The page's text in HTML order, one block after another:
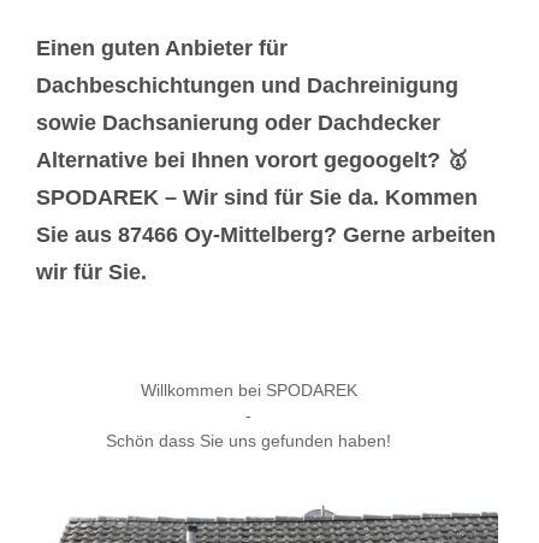
Einen guten Anbieter für
Dachbeschichtungen und Dachreinigung
sowie Dachsanierung oder Dachdecker
Alternative bei Ihnen vorort gegoogelt? 🥇
SPODAREK – Wir sind für Sie da. Kommen
Sie aus 87466 Oy-Mittelberg? Gerne arbeiten
wir für Sie.
Willkommen bei SPODAREK
-
Schön dass Sie uns gefunden haben!